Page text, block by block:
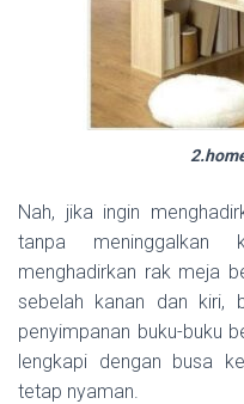
Nah, jika ingin
tanpa
menghadirkan rak meja
sebelah kanan dan kiri,
penyimpanan buku-buku
lengkapi dengan busa
tetap nyaman.